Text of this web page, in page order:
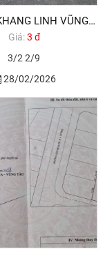
BÁN ĐẤT KHANG LINH VŨNG TÀU PHƯỜNG 11 GẦN BIỂN
Giá:3 đ
3/2 2/9
28/02/2026